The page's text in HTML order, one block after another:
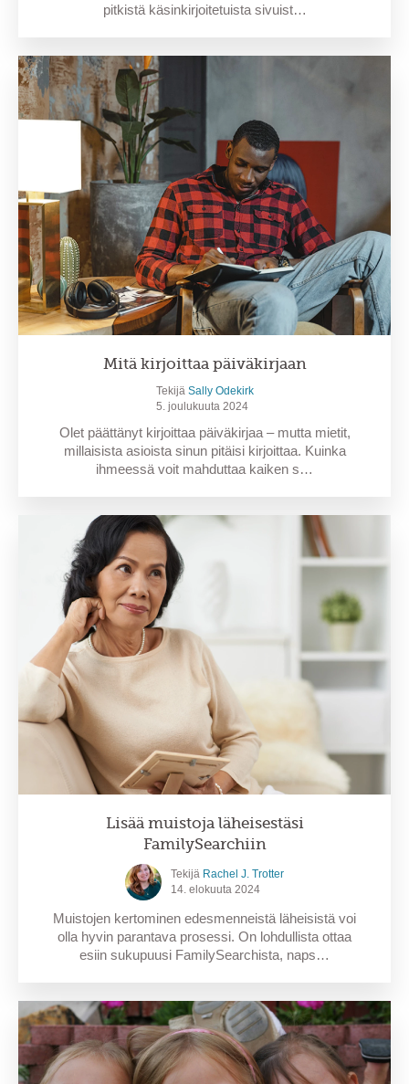
pitkistä käsinkirjoitetuista sivuist…
Mitä kirjoittaa päiväkirjaan
Tekijä Sally Odekirk
5. joulukuuta 2024
Olet päättänyt kirjoittaa päiväkirjaa – mutta mietit,
millaisista asioista sinun pitäisi kirjoittaa. Kuinka
ihmeessä voit mahduttaa kaiken s…
Lisää muistoja läheisestäsi
FamilySearchiin
Tekijä Rachel J. Trotter
14. elokuuta 2024
Muistojen kertominen edesmenneistä läheisistä voi
olla hyvin parantava prosessi. On lohdullista ottaa
esiin sukupuusi FamilySearchista, naps…